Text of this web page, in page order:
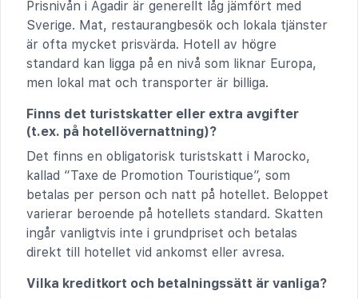
Prisnivån i Agadir är generellt låg jämfört med
Sverige. Mat, restaurangbesök och lokala tjänster
är ofta mycket prisvärda. Hotell av högre
standard kan ligga på en nivå som liknar Europa,
men lokal mat och transporter är billiga.
Finns det turistskatter eller extra avgifter
(t.ex. på hotellövernattning)?
Det finns en obligatorisk turistskatt i Marocko,
kallad “Taxe de Promotion Touristique”, som
betalas per person och natt på hotellet. Beloppet
varierar beroende på hotellets standard. Skatten
ingår vanligtvis inte i grundpriset och betalas
direkt till hotellet vid ankomst eller avresa.
Vilka kreditkort och betalningssätt är vanliga?